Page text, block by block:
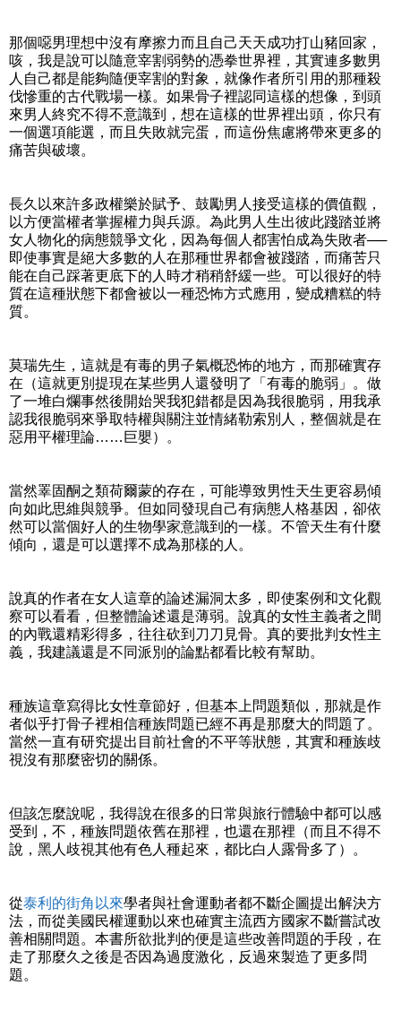
那個噁男理想中沒有摩擦力而且自己天天成功打山豬回家，
咳，我是說可以隨意宰割弱勢的憑拳世界裡，其實連多數男
人自己都是能夠隨便宰割的對象，就像作者所引用的那種殺
伐慘重的古代戰場一樣。如果骨子裡認同這樣的想像，到頭
來男人終究不得不意識到，想在這樣的世界裡出頭，你只有
一個選項能選，而且失敗就完蛋，而這份焦慮將帶來更多的
痛苦與破壞。
長久以來許多政權樂於賦予、鼓勵男人接受這樣的價值觀，
以方便當權者掌握權力與兵源。為此男人生出彼此踐踏並將
女人物化的病態競爭文化，因為每個人都害怕成為失敗者──
即使事實是絕大多數的人在那種世界都會被踐踏，而痛苦只
能在自己踩著更底下的人時才稍稍舒緩一些。可以很好的特
質在這種狀態下都會被以一種恐怖方式應用，變成糟糕的特
質。
莫瑞先生，這就是有毒的男子氣概恐怖的地方，而那確實存
在（這就更別提現在某些男人還發明了「有毒的脆弱」。做
了一堆白爛事然後開始哭我犯錯都是因為我很脆弱，用我承
認我很脆弱來爭取特權與關注並情緒勒索別人，整個就是在
惡用平權理論……巨嬰）。
當然睪固酮之類荷爾蒙的存在，可能導致男性天生更容易傾
向如此思維與競爭。但如同發現自己有病態人格基因，卻依
然可以當個好人的生物學家意識到的一樣。不管天生有什麼
傾向，還是可以選擇不成為那樣的人。
說真的作者在女人這章的論述漏洞太多，即使案例和文化觀
察可以看看，但整體論述還是薄弱。說真的女性主義者之間
的內戰還精彩得多，往往砍到刀刀見骨。真的要批判女性主
義，我建議還是不同派別的論點都看比較有幫助。
種族這章寫得比女性章節好，但基本上問題類似，那就是作
者似乎打骨子裡相信種族問題已經不再是那麼大的問題了。
當然一直有研究提出目前社會的不平等狀態，其實和種族歧
視沒有那麼密切的關係。
但該怎麼說呢，我得說在很多的日常與旅行體驗中都可以感
受到，不，種族問題依舊在那裡，也還在那裡（而且不得不
說，黑人歧視其他有色人種起來，都比白人露骨多了）。
從泰利的街角以來學者與社會運動者都不斷企圖提出解決方
法，而從美國民權運動以來也確實主流西方國家不斷嘗試改
善相關問題。本書所欲批判的便是這些改善問題的手段，在
走了那麼久之後是否因為過度激化，反過來製造了更多問
題。